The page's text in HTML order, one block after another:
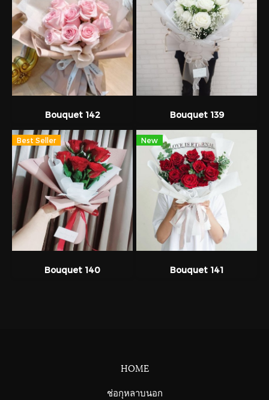
Bouquet 142 Bouquet 139
Best Seller
Bouquet 140
New
Bouquet 141
HOME
ช่อกุหลาบนอก